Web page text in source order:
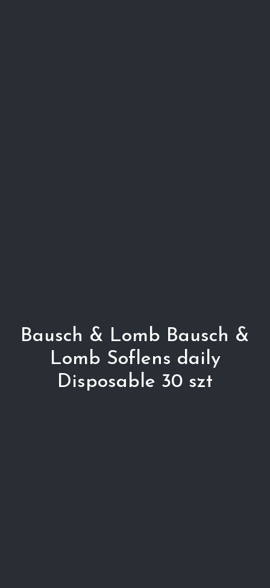
Bausch & Lomb Bausch &
Lomb Soflens daily
Disposable 30 szt